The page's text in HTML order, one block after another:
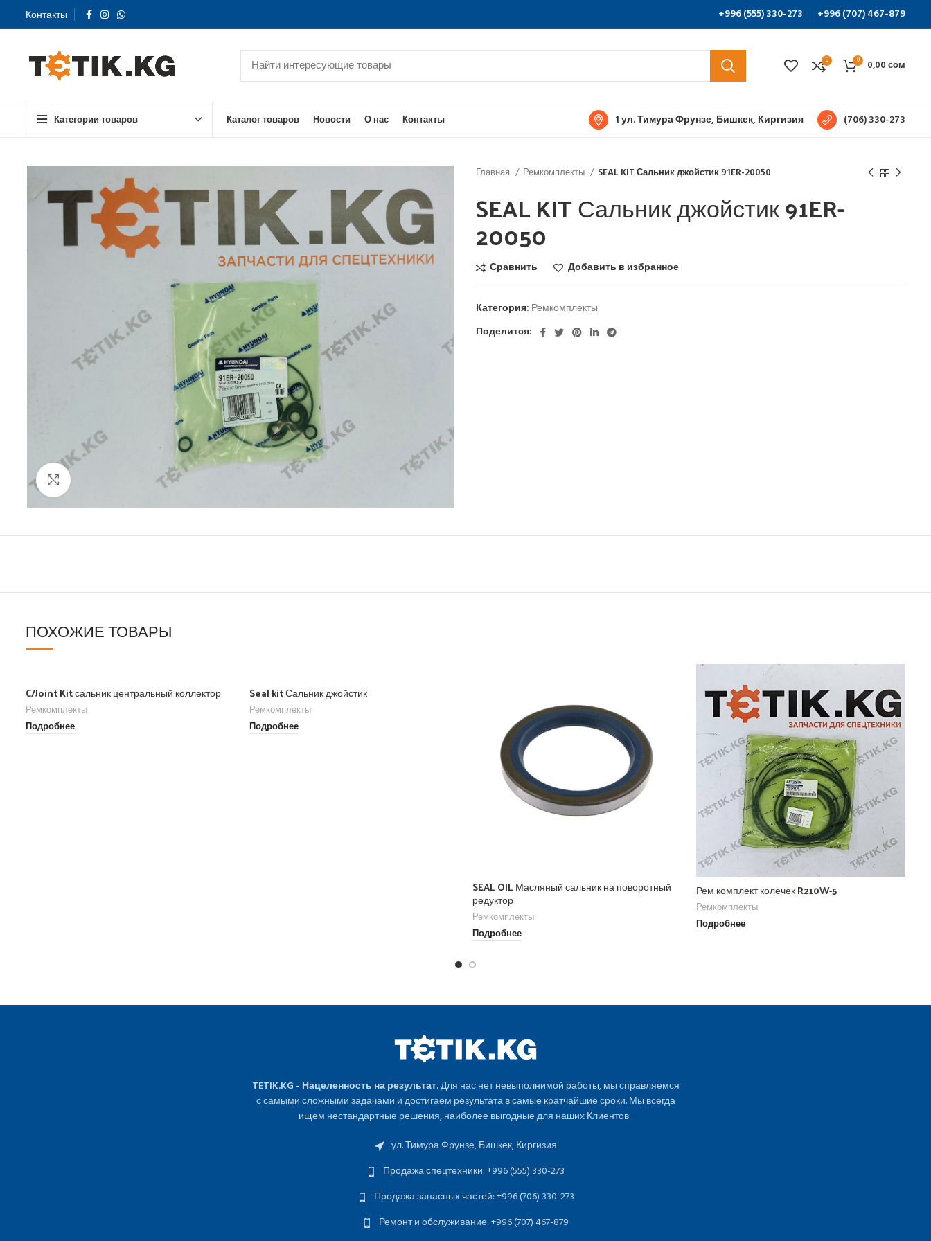
Контакты +996 (555) 330-273 +996 (707) 467-879
0 0 0,00сом
Категории товаров Каталог товаров Новости О нас Контакты 1 ул. Тимура Фрунзе, Бишкек, Киргизия (706) 330-273
Главная Ремкомплекты SEAL KIT Сальник джойстик 91ER-20050
SEAL KIT Сальник джойстик 91ER-
20050
Сравнить Добавить в избранное
Категория: Ремкомплекты
Поделится:
ПОХОЖИЕ ТОВАРЫ
C/Joint Kit сальник центральный коллектор
Ремкомплекты
Подробнее
Seal kit Сальник джойстик
Ремкомплекты
Подробнее
SEAL OIL Масляный сальник на поворотный
редуктор
Ремкомплекты
Подробнее
Рем комплект колечек R210W-5
Ремкомплекты
Подробнее
TETIK.KG - Нацеленность на результат.Для нас нет невыполнимой работы, мы справляемся
с самыми сложными задачами и достигаем результата в самые кратчайшие сроки. Мы всегда
ищем нестандартные решения, наиболее выгодные для наших Клиентов .
ул. Тимура Фрунзе, Бишкек, Киргизия
Продажа спецтехники: +996 (555) 330-273
Продажа запасных частей: +996 (706) 330-273
Ремонт и обслуживание: +996 (707) 467-879